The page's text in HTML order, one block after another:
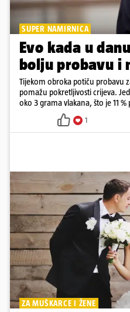
SUPER NAMIRNICA
Evo kada u
bolju probavu i
Tijekom obroka potiču probavu
pomažu pokretljivosti crijeva.
oko 3 grama vlakana, što je 11
1
ZA MUŠKARCE I ŽENE